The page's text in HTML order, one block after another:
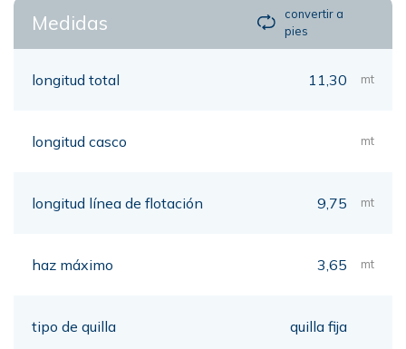
Medidas
convertir a
pies
longitud total 11,30 mt
longitud casco mt
longitud línea de flotación 9,75 mt
haz máximo 3,65 mt
tipo de quilla quilla fija